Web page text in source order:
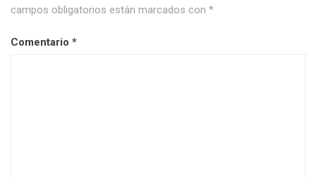
campos obligatorios están marcados con *
Comentario *